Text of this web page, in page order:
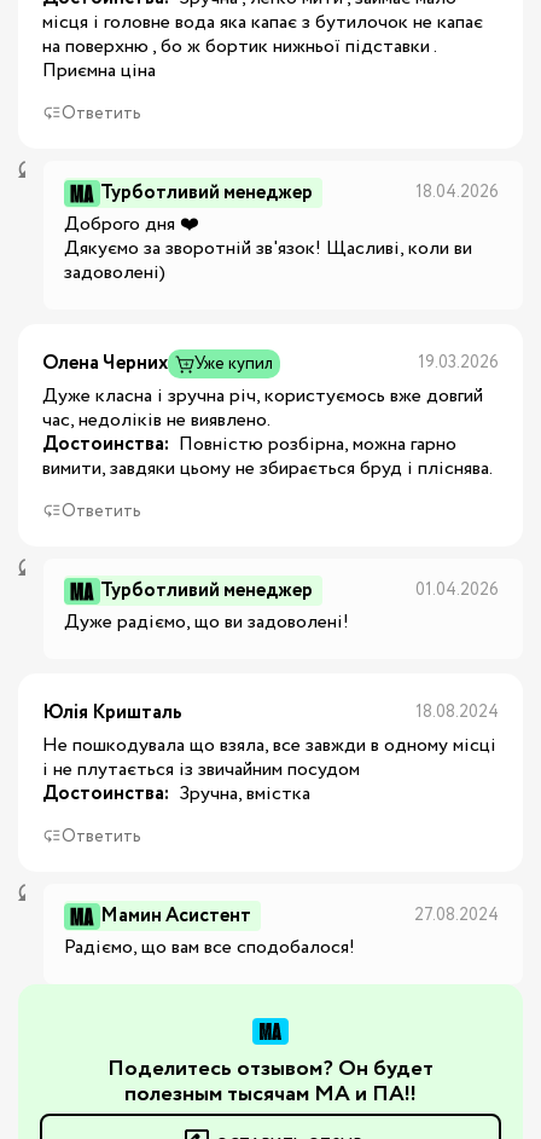
місця і головне вода яка капає з бутилочок не капає
на поверхню , бо ж бортик нижньої підставки .
Приємна ціна
Ответить
Турботливий менеджер 18.04.2026
Доброго дня ❤️
Дякуємо за зворотній зв'язок! Щасливі, коли ви
задоволені)
Олена Черних Уже купил 19.03.2026
Дуже класна і зручна річ, користуємось вже довгий
час, недоліків не виявлено.
Достоинства: Повністю розбірна, можна гарно
вимити, завдяки цьому не збирається бруд і пліснява.
Ответить
Турботливий менеджер 01.04.2026
Дуже радіємо, що ви задоволені!
Юлія Кришталь 18.08.2024
Не пошкодувала що взяла, все завжди в одному місці
і не плутається із звичайним посудом
Достоинства: Зручна, вмістка
Ответить
Мамин Асистент 27.08.2024
Радіємо, що вам все сподобалося!
Поделитесь отзывом? Он будет
полезным тысячам МА и ПА!!